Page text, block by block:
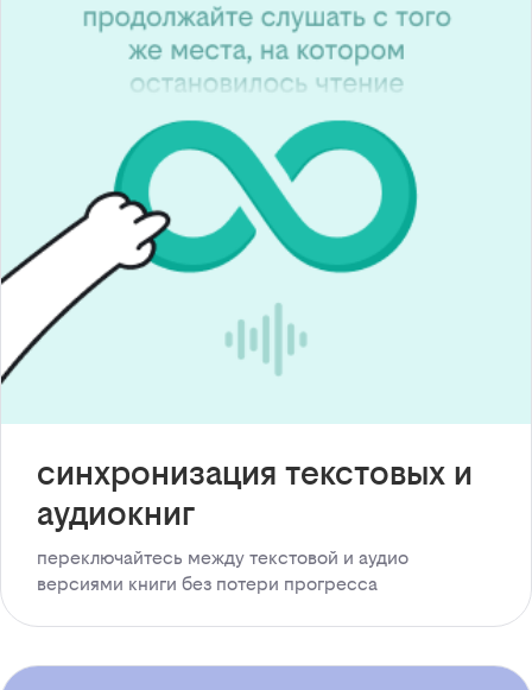
синхронизация текстовых и
аудиокниг
переключайтесь между текстовой и аудио
версиями книги без потери прогресса